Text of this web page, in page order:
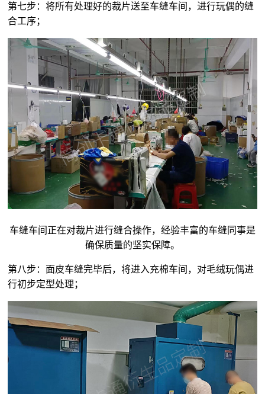
第七步：将所有处理好的裁片送至车缝车间，进行玩偶的缝
合工序；
车缝车间正在对裁片进行缝合操作，经验丰富的车缝同事是
确保质量的坚实保障。
第八步：面皮车缝完毕后，将进入充棉车间，对毛绒玩偶进
行初步定型处理；